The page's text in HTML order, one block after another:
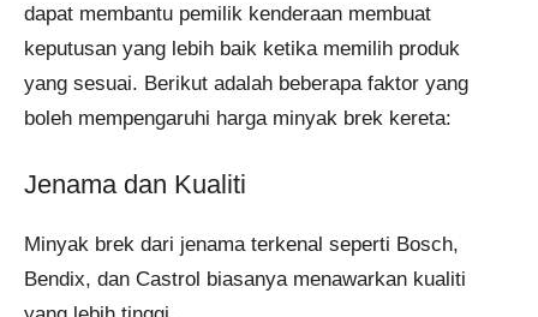
dapat membantu pemilik kenderaan membuat
keputusan yang lebih baik ketika memilih produk
yang sesuai. Berikut adalah beberapa faktor yang
boleh mempengaruhi harga minyak brek kereta:
Jenama dan Kualiti
Minyak brek dari jenama terkenal seperti Bosch,
Bendix, dan Castrol biasanya menawarkan kualiti